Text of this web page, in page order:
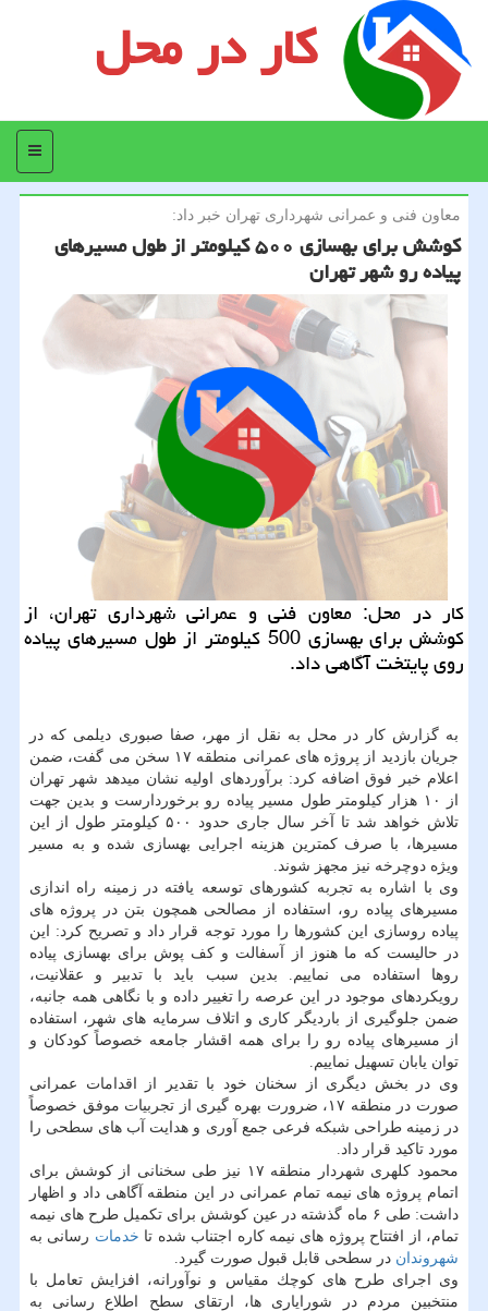
کار در محل
منو
معاون فنی و عمرانی شهرداری تهران خبر داد:
كوشش برای بهسازی ۵۰۰ كیلومتر از طول مسیرهای
پیاده رو شهر تهران
كار در محل: معاون فنی و عمرانی شهرداری تهران، از
كوشش برای بهسازی 500 كیلومتر از طول مسیرهای پیاده
روی پایتخت آگاهی داد.
به گزارش كار در محل به نقل از مهر، صفا صبوری دیلمی كه در
جریان بازدید از پروژه های عمرانی منطقه ۱۷ سخن می گفت، ضمن
اعلام خبر فوق اضافه كرد: برآوردهای اولیه نشان میدهد شهر تهران
از ۱۰ هزار كیلومتر طول مسیر پیاده رو برخوردارست و بدین جهت
تلاش خواهد شد تا آخر سال جاری حدود ۵۰۰ كیلومتر طول از این
مسیرها، با صرف كمترین هزینه اجرایی بهسازی شده و به مسیر
ویژه دوچرخه نیز مجهز شوند.
وی با اشاره به تجربه كشورهای توسعه یافته در زمینه راه اندازی
مسیرهای پیاده رو، استفاده از مصالحی همچون بتن در پروژه های
پیاده روسازی این كشورها را مورد توجه قرار داد و تصریح كرد: این
در حالیست كه ما هنوز از آسفالت و كف پوش برای بهسازی پیاده
روها استفاده می نماییم. بدین سبب باید با تدبیر و عقلانیت،
رویكردهای موجود در این عرصه را تغییر داده و با نگاهی همه جانبه،
ضمن جلوگیری از باردیگر كاری و اتلاف سرمایه های شهر، استفاده
از مسیرهای پیاده رو را برای همه اقشار جامعه خصوصاً كودكان و
توان یابان تسهیل نماییم.
وی در بخش دیگری از سخنان خود با تقدیر از اقدامات عمرانی
صورت در منطقه ۱۷، ضرورت بهره گیری از تجربیات موفق خصوصاً
در زمینه طراحی شبكه فرعی جمع آوری و هدایت آب های سطحی را
مورد تاكید قرار داد.
محمود كلهری شهردار منطقه ۱۷ نیز طی سخنانی از كوشش برای
اتمام پروژه های نیمه تمام عمرانی در این منطقه آگاهی داد و اظهار
داشت: طی ۶ ماه گذشته در عین كوشش برای تكمیل طرح های نیمه
تمام، از افتتاح پروژه های نیمه كاره اجتناب شده تا خدمات رسانی به
شهروندان در سطحی قابل قبول صورت گیرد.
وی اجرای طرح های كوچك مقیاس و نوآورانه، افزایش تعامل با
منتخبین مردم در شورایاری ها، ارتقای سطح اطلاع رسانی به